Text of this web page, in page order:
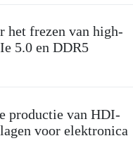
het frezen van high-
5.0 en DDR5
productie van HDI-
voor elektronica